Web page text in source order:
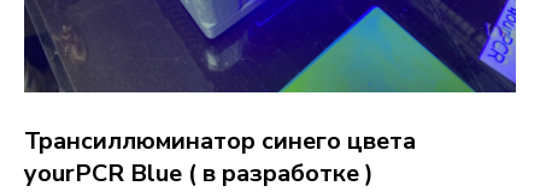
Трансиллюминатор синего цвета
yourPCR Blue ( в разработке )